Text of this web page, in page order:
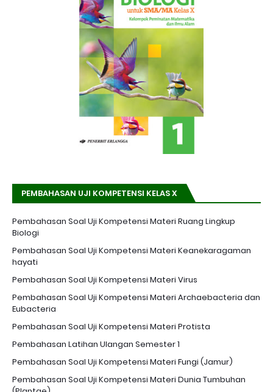
PEMBAHASAN UJI KOMPETENSI KELAS X
Pembahasan Soal Uji Kompetensi Materi Ruang Lingkup
Biologi
Pembahasan Soal Uji Kompetensi Materi Keanekaragaman
hayati
Pembahasan Soal Uji Kompetensi Materi Virus
Pembahasan Soal Uji Kompetensi Materi Archaebacteria dan
Eubacteria
Pembahasan Soal Uji Kompetensi Materi Protista
Pembahasan Latihan Ulangan Semester 1
Pembahasan Soal Uji Kompetensi Materi Fungi (Jamur)
Pembahasan Soal Uji Kompetensi Materi Dunia Tumbuhan